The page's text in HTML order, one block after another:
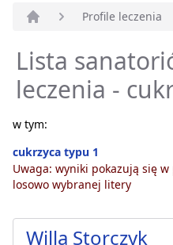
Profile leczenia
Lista
leczenia -
w tym:
cukrzyca typu 1
Uwaga: wyniki pokazują się
losowo wybranej litery
Willa Storczyk